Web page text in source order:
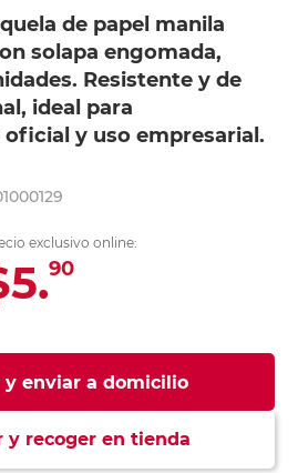
de papel manila
solapa engomada,
Resistente y de
ideal para
y uso empresarial.
exclusivo online:
90
y enviar a domicilio
y recoger en tienda